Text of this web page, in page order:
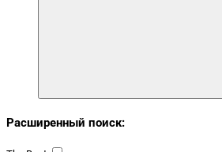
Расширенный поиск: